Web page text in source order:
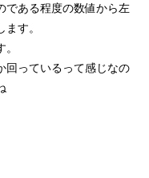
である程度の数値から左
す。
回っているって感じなの